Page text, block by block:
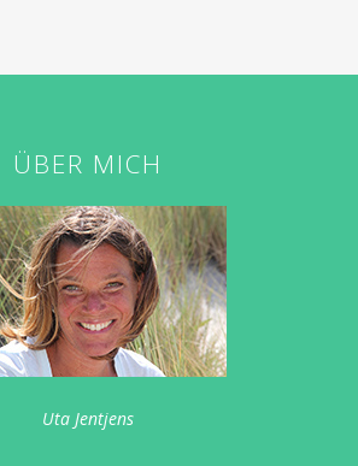
ÜBER MICH
Uta Jentjens